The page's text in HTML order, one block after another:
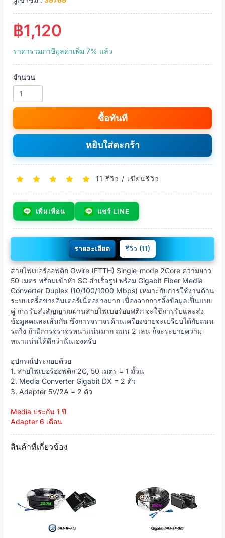
฿1,120
ราคารวมภาษีมูลค่าเพิ่ม 7% แล้ว
จำนวน
ซื้อทันที
หยิบใส่ตะกร้า
11 รีวิว / เขียนรีวิว
เพิ่มเพื่อน แชร์ LINE
รายละเอียด รีวิว (11)
สายไฟเบอร์ออฟติก Owire (FTTH) Single-mode 2Core ความยาว
50 เมตร พร้อมเข้าหัว SC สำเร็จรูป พร้อม Gigabit Fiber Media
Converter Duplex (10/100/1000 Mbps) เหมาะกับการใช้งานด้าน
ระบบเครื่อข่ายอินเตอร์เน็ตอย่างมาก เนื่องจากการลิ้งข้อมูลเป็นแบบ
คู่ การรับส่งสัญญาณผ่านสายไฟเบอร์ออฟติก จะใช้การรับและส่ง
ข้อมูลคนละเส้นกัน ซึ่งการจราจรด้านเครื่องข่ายจะเปรียบได้กับถนน
รถวิ่ง ถ้ามีการจราจรหนาแน่นมาก ถนน 2 เลน ก็จะระบายความ
หนาแน่นได้ดีกว่านั่นเองครับ
อุปกรณ์ประกอบด้วย
1. สายไฟเบอร์ออฟติก 2C, 50 เมตร = 1 มั้วน
2. Media Converter Gigabit DX = 2 ตัว
3. Adapter 5V/2A = 2 ตัว
Media ประกัน 1 ปี
Adapter 6 เดือน
สินค้าที่เกี่ยวข้อง